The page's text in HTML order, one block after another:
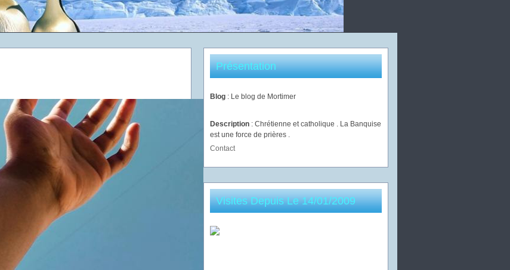
Présentation
Blog : Le blog de Mortimer
Description : Chrétienne et catholique . La Banquise
est une force de prières .
Contact
Visites Depuis Le 14/01/2009